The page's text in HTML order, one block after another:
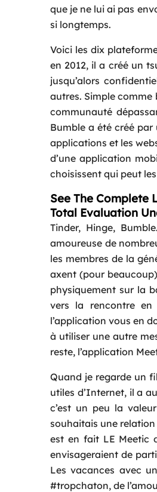
que je ne lui ai pas
si longtemps.
Voici les dix
en 2012, il a créé un
jusqu’alors
autres. Simple comme
communauté
Bumble a été créé
applications et les
d’une application
choisissent qui peut
See The Complete
Total Evaluation
Tinder, Hinge,
amoureuse de
les membres de la
axent (pour
physiquement sur la
vers la rencontre en
l’application vous en
à utiliser une autre
reste, l’application
Quand je regarde un
utiles d’Internet, il a
c’est un peu la
souhaitais une
est en fait LE Meetic
envisageraient de
Les vacances avec
#tropchaton, de